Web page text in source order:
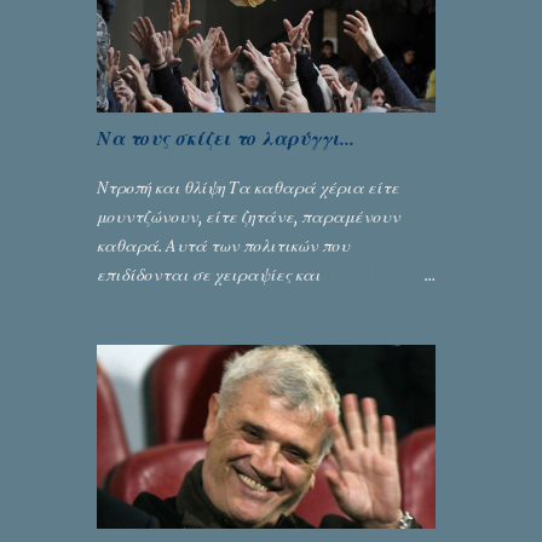
Να τους σκίζει το λαρύγγι...
Ντροπή και θλίψη Τα καθαρά χέρια είτε
μουντζώνουν, είτε ζητάνε, παραμένουν
καθαρά. Αυτά των πολιτικών που
επιδίδονται σε χειραψίες και
Σταύρος Αλευρογιάννης